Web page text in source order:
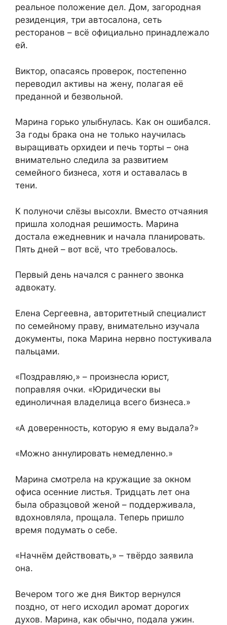
реальное положение дел. Дом, загородная
резиденция, три автосалона, сеть
ресторанов – всё официально принадлежало
ей.
Виктор, опасаясь проверок, постепенно
переводил активы на жену, полагая её
преданной и безвольной.
Марина горько улыбнулась. Как он ошибался.
За годы брака она не только научилась
выращивать орхидеи и печь торты – она
внимательно следила за развитием
семейного бизнеса, хотя и оставалась в
тени.
К полуночи слёзы высохли. Вместо отчаяния
пришла холодная решимость. Марина
достала ежедневник и начала планировать.
Пять дней – вот всё, что требовалось.
Первый день начался с раннего звонка
адвокату.
Елена Сергеевна, авторитетный специалист
по семейному праву, внимательно изучала
документы, пока Марина нервно постукивала
пальцами.
«Поздравляю,» – произнесла юрист,
поправляя очки. «Юридически вы
единоличная владелица всего бизнеса.»
«А доверенность, которую я ему выдала?»
«Можно аннулировать немедленно.»
Марина смотрела на кружащие за окном
офиса осенние листья. Тридцать лет она
была образцовой женой – поддерживала,
вдохновляла, прощала. Теперь пришло
время подумать о себе.
«Начнём действовать,» – твёрдо заявила
она.
Вечером того же дня Виктор вернулся
поздно, от него исходил аромат дорогих
духов. Марина, как обычно, подала ужин.